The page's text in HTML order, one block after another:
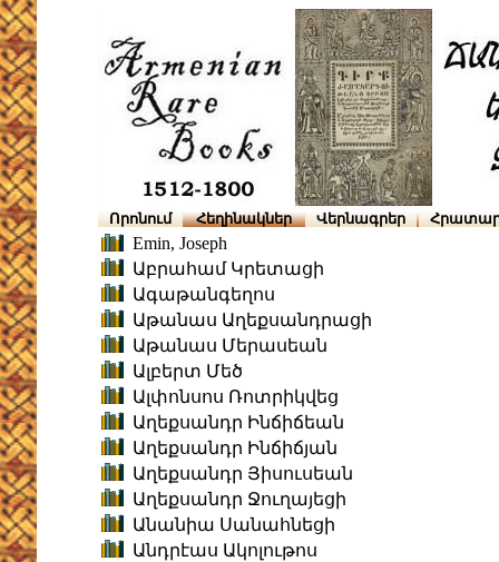
Որոնում Հեղինակներ Վերնագրեր
Emin, Joseph
Աբրահամ Կրետացի
Ագաթանգեղոս
Աթանաս Աղեքսանդրացի
Աթանաս Մերասեան
Ալբերտ Մեծ
Ալփոնսոս Ռոտրիկվեց
Աղեքսանդր Ինճիճեան
Աղեքսանդր Ինճիճյան
Աղեքսանդր Յիսուսեան
Աղեքսանդր Ջուղայեցի
Անանիա Սանահնեցի
Անդրէաս Ակոլութոս